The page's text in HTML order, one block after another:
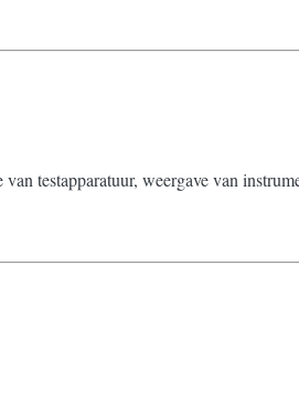
testapparatuur, weergave van